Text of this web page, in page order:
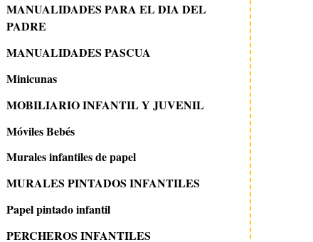
MANUALIDADES PARA EL DIA DEL
PADRE
MANUALIDADES PASCUA
Minicunas
MOBILIARIO INFANTIL Y JUVENIL
Móviles Bebés
Murales infantiles de papel
MURALES PINTADOS INFANTILES
Papel pintado infantil
PERCHEROS INFANTILES